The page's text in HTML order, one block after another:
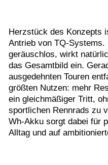
Herzstück des Konzepts
Antrieb von TQ-
geräuschlos, wirkt
das Gesamtbild ein.
ausgedehnten Touren
größten Nutzen: mehr
ein gleichmäßiger Tritt,
sportlichen Rennrads zu
Wh-Akku sorgt dabei für
Alltag und auf